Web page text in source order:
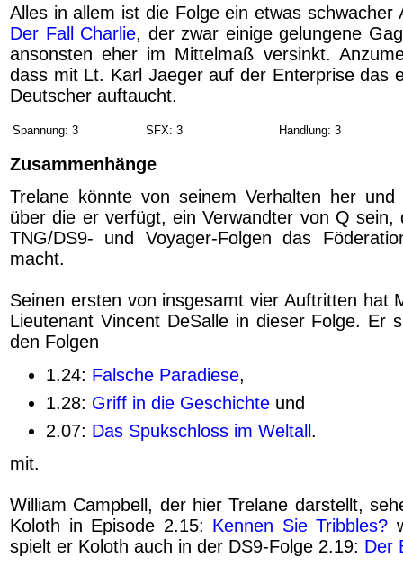
Alles in allem ist die Folge ein etwas schwacher
Der Fall Charlie, der zwar einige gelungene
ansonsten eher im Mittelmaß versinkt.
dass mit Lt. Karl Jaeger auf der Enterprise das
Deutscher auftaucht.
Spannung: 3 SFX: 3 Handlung: 3
Zusammenhänge
Trelane könnte von seinem Verhalten her
über die er verfügt, ein Verwandter von Q sein,
TNG/DS9- und Voyager-Folgen das
macht.
Seinen ersten von insgesamt vier Auftritten hat
Lieutenant Vincent DeSalle in dieser Folge. Er
den Folgen
1.24: Falsche Paradiese,
1.28: Griff in die Geschichte und
2.07: Das Spukschloss im Weltall.
mit.
William Campbell, der hier Trelane darstellt,
Koloth in Episode 2.15: Kennen Sie Tribbles?
spielt er Koloth auch in der DS9-Folge 2.19: Der